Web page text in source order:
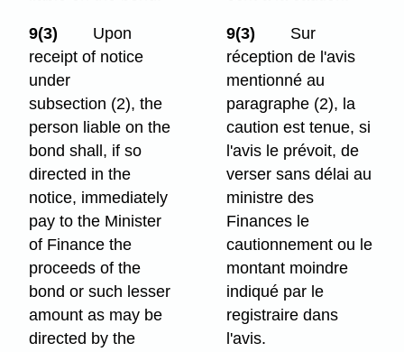
9(3)
Upon
receipt of notice
under
subsection (2), the
person liable on the
bond shall, if so
directed in the
notice, immediately
pay to the Minister
of Finance the
proceeds of the
bond or such lesser
amount as may be
directed by the
9(3)
Sur
réception de l'avis
mentionné au
paragraphe (2), la
caution est tenue, si
l'avis le prévoit, de
verser sans délai au
ministre des
Finances le
cautionnement ou le
montant moindre
indiqué par le
registraire dans
l'avis.